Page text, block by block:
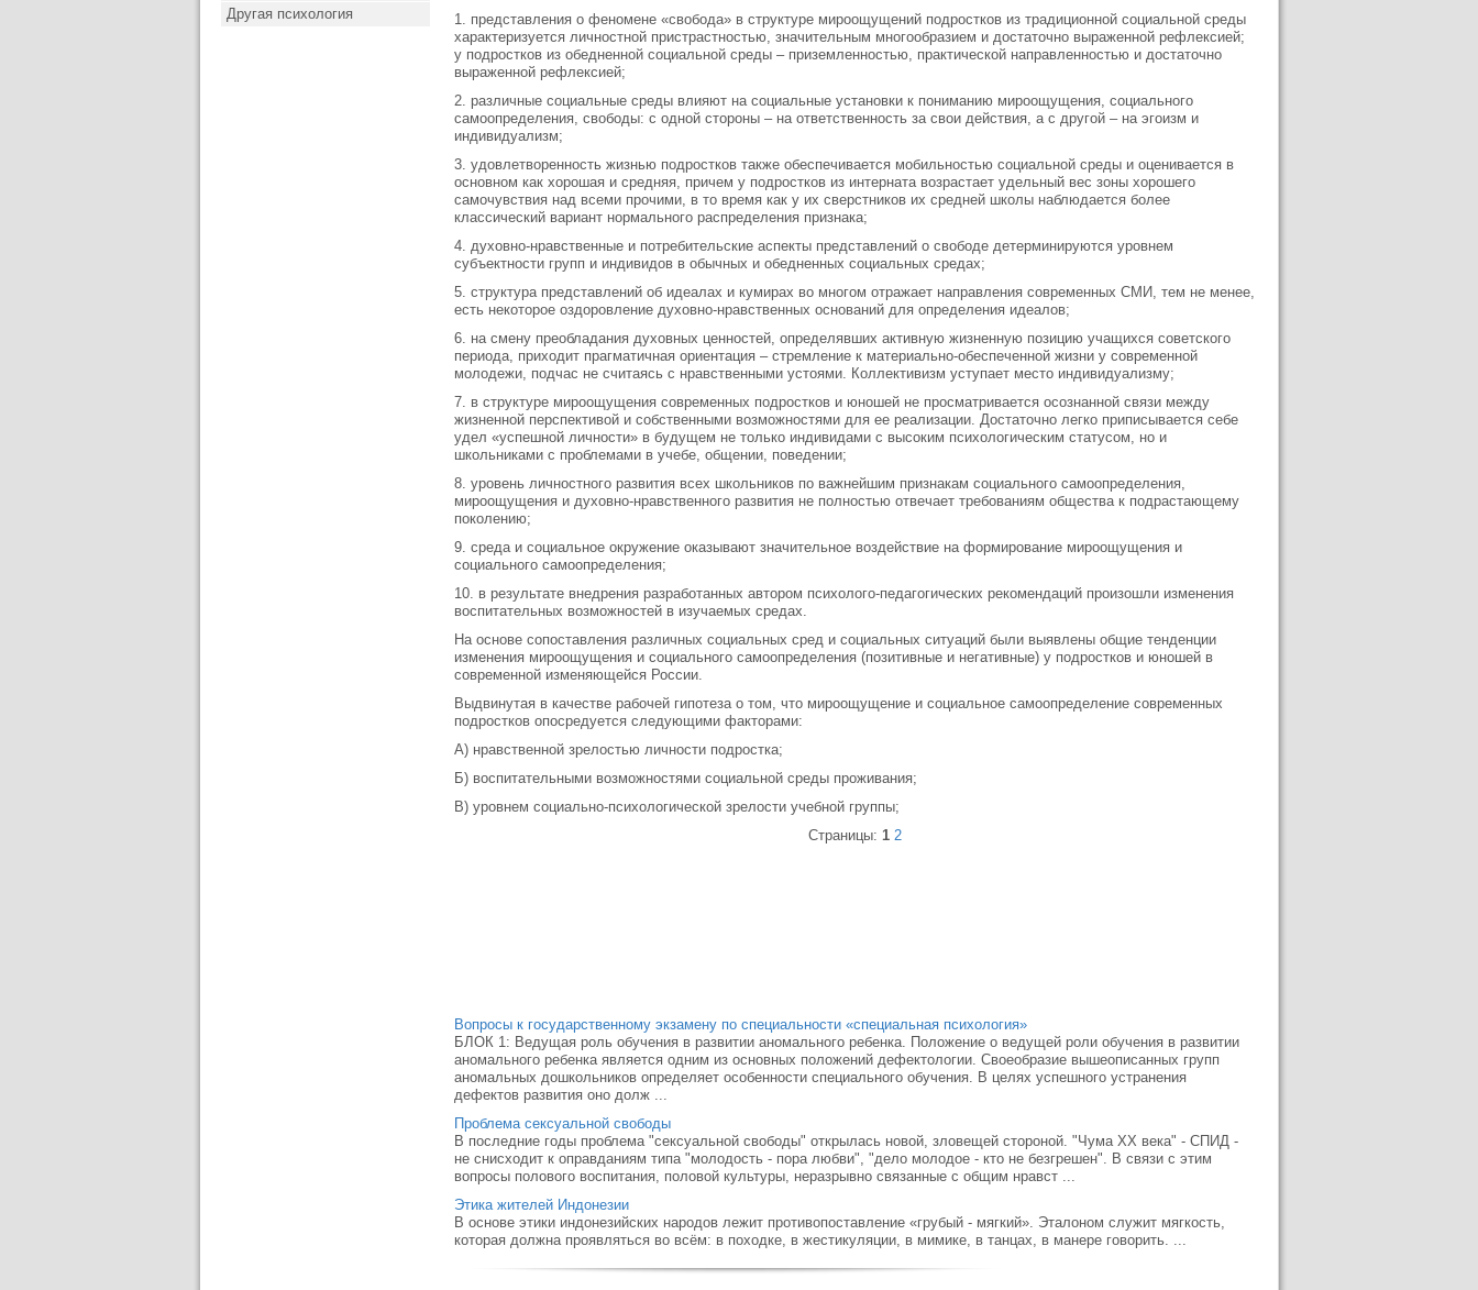
Другая психология
1. представления о феномене «свобода» в структуре мироощущений подростков из традиционной социальной среды
характеризуется личностной пристрастностью, значительным многообразием и достаточно выраженной рефлексией;
у подростков из обедненной социальной среды – приземленностью, практической направленностью и достаточно
выраженной рефлексией;
2. различные социальные среды влияют на социальные установки к пониманию мироощущения, социального
самоопределения, свободы: с одной стороны – на ответственность за свои действия, а с другой – на эгоизм и
индивидуализм;
3. удовлетворенность жизнью подростков также обеспечивается мобильностью социальной среды и оценивается в
основном как хорошая и средняя, причем у подростков из интерната возрастает удельный вес зоны хорошего
самочувствия над всеми прочими, в то время как у их сверстников их средней школы наблюдается более
классический вариант нормального распределения признака;
4. духовно-нравственные и потребительские аспекты представлений о свободе детерминируются уровнем
субъектности групп и индивидов в обычных и обедненных социальных средах;
5. структура представлений об идеалах и кумирах во многом отражает направления современных СМИ, тем не менее,
есть некоторое оздоровление духовно-нравственных оснований для определения идеалов;
6. на смену преобладания духовных ценностей, определявших активную жизненную позицию учащихся советского
периода, приходит прагматичная ориентация – стремление к материально-обеспеченной жизни у современной
молодежи, подчас не считаясь с нравственными устоями. Коллективизм уступает место индивидуализму;
7. в структуре мироощущения современных подростков и юношей не просматривается осознанной связи между
жизненной перспективой и собственными возможностями для ее реализации. Достаточно легко приписывается себе
удел «успешной личности» в будущем не только индивидами с высоким психологическим статусом, но и
школьниками с проблемами в учебе, общении, поведении;
8. уровень личностного развития всех школьников по важнейшим признакам социального самоопределения,
мироощущения и духовно-нравственного развития не полностью отвечает требованиям общества к подрастающему
поколению;
9. среда и социальное окружение оказывают значительное воздействие на формирование мироощущения и
социального самоопределения;
10. в результате внедрения разработанных автором психолого-педагогических рекомендаций произошли изменения
воспитательных возможностей в изучаемых средах.
На основе сопоставления различных социальных сред и социальных ситуаций были выявлены общие тенденции
изменения мироощущения и социального самоопределения (позитивные и негативные) у подростков и юношей в
современной изменяющейся России.
Выдвинутая в качестве рабочей гипотеза о том, что мироощущение и социальное самоопределение современных
подростков опосредуется следующими факторами:
А) нравственной зрелостью личности подростка;
Б) воспитательными возможностями социальной среды проживания;
В) уровнем социально-психологической зрелости учебной группы;
Страницы: 1 2
Вопросы к государственному экзамену по специальности «специальная психология»
БЛОК 1: Ведущая роль обучения в развитии аномального ребенка. Положение о ведущей роли обучения в развитии
аномального ребенка является одним из основных положений дефектологии. Своеобразие вышеописанных групп
аномальных дошкольников определяет особенности специального обучения. В целях успешного устранения
дефектов развития оно долж ...
Проблема сексуальной свободы
В последние годы проблема "сексуальной свободы" открылась новой, зловещей стороной. "Чума XX века" - СПИД -
не снисходит к оправданиям типа "молодость - пора любви", "дело молодое - кто не безгрешен". В связи с этим
вопросы полового воспитания, половой культуры, неразрывно связанные с общим нравст ...
Этика жителей Индонезии
В основе этики индонезийских народов лежит противопоставление «грубый - мягкий». Эталоном служит мягкость,
которая должна проявляться во всём: в походке, в жестикуляции, в мимике, в танцах, в манере говорить. ...